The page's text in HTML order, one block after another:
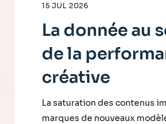
15 JUL 2026
La donnée au
de la
créative
La saturation des contenus
marques de nouveaux